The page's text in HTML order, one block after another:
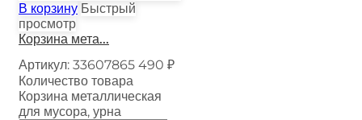
В корзину Быстрый
просмотр
Корзина мета...
Артикул: 33607865 490 ₽
Количество товара
Корзина металлическая
для мусора, урна